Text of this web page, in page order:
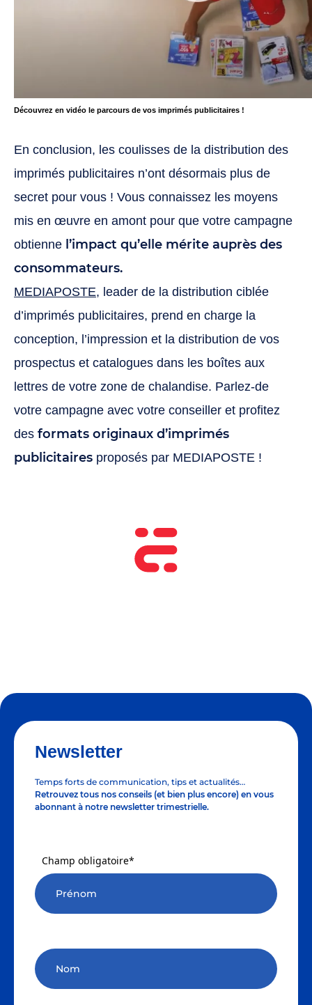
Découvrez en vidéo le parcours de vos imprimés publicitaires !
En conclusion, les coulisses de la distribution des
imprimés publicitaires n’ont désormais plus de
secret pour vous ! Vous connaissez les moyens
mis en œuvre en amont pour que votre campagne
obtienne l’impact qu’elle mérite auprès des
consommateurs.
MEDIAPOSTE, leader de la distribution ciblée
d’imprimés publicitaires, prend en charge la
conception, l’impression et la distribution de vos
prospectus et catalogues dans les boîtes aux
lettres de votre zone de chalandise. Parlez-de
votre campagne avec votre conseiller et profitez
des formats originaux d’imprimés
publicitaires proposés par MEDIAPOSTE !
Newsletter
Temps forts de communication, tips et actualités…
Retrouvez tous nos conseils (et bien plus encore) en vous
abonnant à notre newsletter trimestrielle.
Champ obligatoire*